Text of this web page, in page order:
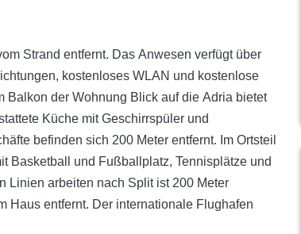
Strand entfernt. Das Anwesen verfügt über
kostenloses WLAN und kostenlose
Balkon der Wohnung Blick auf die Adria bietet
Küche mit Geschirrspüler und
befinden sich 200 Meter entfernt. Im Ortsteil
Basketball und Fußballplatz, Tennisplätze und
Linien arbeiten nach Split ist 200 Meter
Haus entfernt. Der internationale Flughafen